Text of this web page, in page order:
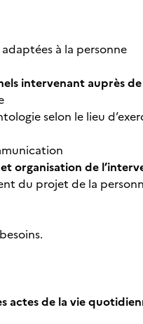
à la personne
intervenant auprès de
selon le lieu
organisation de
du projet de la
actes de la vie